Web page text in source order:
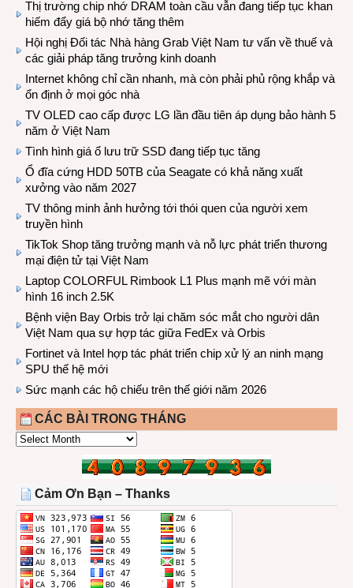
Thị trường chip nhớ DRAM toàn cầu vẫn đang tiếp tục khan
hiếm đẩy giá bộ nhớ tăng thêm
Hội nghị Đối tác Nhà hàng Grab Việt Nam tư vấn về thuế và
các giải pháp tăng trưởng kinh doanh
Internet không chỉ cần nhanh, mà còn phải phủ rộng khắp và
ổn định ở mọi góc nhà
TV OLED cao cấp được LG lần đầu tiên áp dụng bảo hành 5
năm ở Việt Nam
Tình hình giá ổ lưu trữ SSD đang tiếp tục tăng
Ổ đĩa cứng HDD 50TB của Seagate có khả năng xuất
xưởng vào năm 2027
TV thông minh ảnh hưởng tới thói quen của người xem
truyền hình
TikTok Shop tăng trưởng mạnh và nỗ lực phát triển thương
mại điện tử tại Việt Nam
Laptop COLORFUL Rimbook L1 Plus mạnh mẽ với màn
hình 16 inch 2.5K
Bệnh viện Bay Orbis trở lại chăm sóc mắt cho người dân
Việt Nam qua sự hợp tác giữa FedEx và Orbis
Fortinet và Intel hợp tác phát triển chip xử lý an ninh mạng
SPU thế hệ mới
Sức mạnh các hộ chiếu trên thế giới năm 2026
CÁC BÀI TRONG THÁNG
CÁC
THÁNG
Cảm Ơn Bạn – Thanks